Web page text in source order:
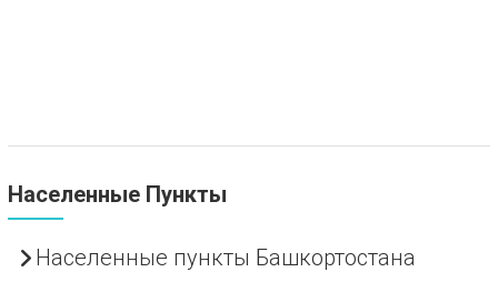
Населенные Пункты
Населенные пункты Башкортостана